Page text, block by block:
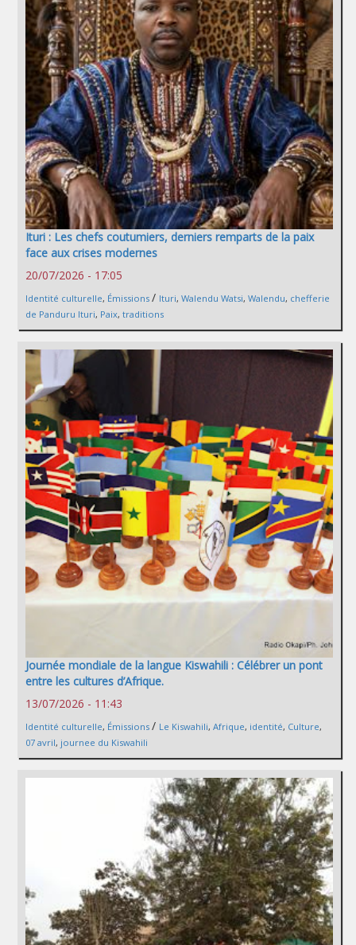
Ituri : Les chefs coutumiers, derniers remparts de la paix
face aux crises modernes
20/07/2026 - 17:05
Identité culturelle, Émissions / Ituri, Walendu Watsi, Walendu, chefferie
de Panduru Ituri, Paix, traditions
Journée mondiale de la langue Kiswahili : Célébrer un pont
entre les cultures d’Afrique.
13/07/2026 - 11:43
Identité culturelle, Émissions / Le Kiswahili, Afrique, identité, Culture,
07 avril, journee du Kiswahili